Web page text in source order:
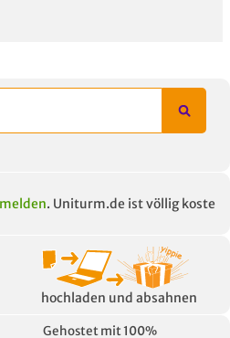
. Uniturm.de ist völlig koste
hochladen und absahnen
Gehostet mit 100%